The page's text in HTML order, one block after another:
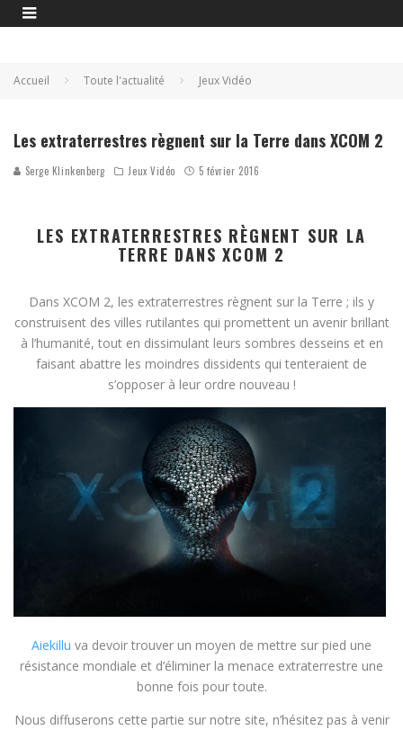
Accueil Toute l'actualité Jeux Vidéo
Les extraterrestres règnent sur la Terre dans XCOM 2
Serge Klinkenberg Jeux Vidéo 5 février 2016
LES EXTRATERRESTRES RÈGNENT SUR LA
TERRE DANS XCOM 2
Dans XCOM 2, les extraterrestres règnent sur la Terre ; ils y
construisent des villes rutilantes qui promettent un avenir brillant
à l’humanité, tout en dissimulant leurs sombres desseins et en
faisant abattre les moindres dissidents qui tenteraient de
s’opposer à leur ordre nouveau !
Aiekillu va devoir trouver un moyen de mettre sur pied une
résistance mondiale et d’éliminer la menace extraterrestre une
bonne fois pour toute.
Nous diffuserons cette partie sur notre site, n’hésitez pas à venir